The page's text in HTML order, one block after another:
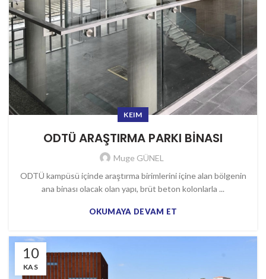
KEIM
ODTÜ ARAŞTIRMA PARKI BİNASI
Muge GÜNEL
ODTÜ kampüsü içinde araştırma birimlerini içine alan bölgenin
ana binası olacak olan yapı, brüt beton kolonlarla ...
OKUMAYA DEVAM ET
10
KAS